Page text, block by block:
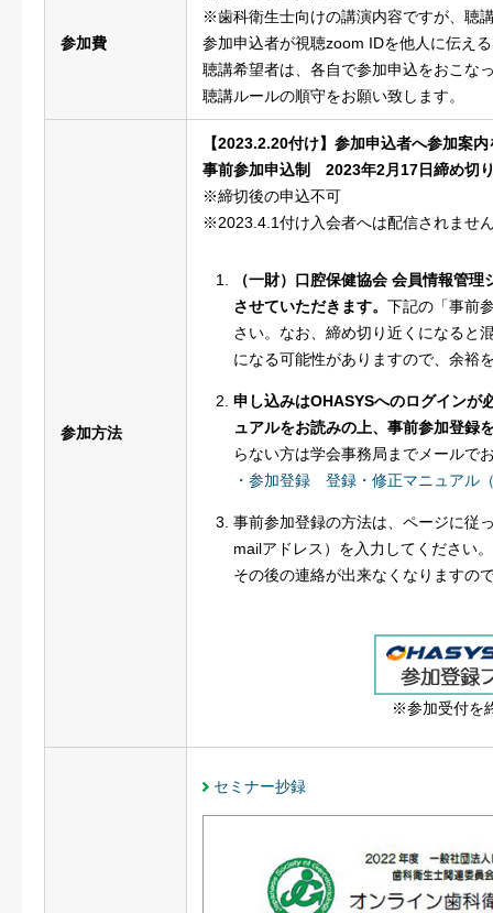
参加費
※歯科衛生士向けの講演内容ですが、聴
参加申込者が視聴zoom IDを他人に伝え
聴講希望者は、各自で参加申込をおこな
聴講ルールの順守をお願い致します。
参加方法
【2023.2.20付け】参加申込者へ参加案
事前参加申込制 2023年2月17日締め切
※締切後の申込不可
※2023.4.1付け入会者へは配信されませ
（一財）口腔保健協会 会員情報管
させていただきます。 下記の「事前
さい。なお、締め切り近くになると
になる可能性がありますので、余裕
申し込みはOHASYSへのログインが
ュアルをお読みの上、事前参加登録
らない方は学会事務局までメールで
・参加登録 登録・修正マニュアル
事前参加登録の方法は、ページに従
mailアドレス）を入力してください
その後の連絡が出来なくなりますの
※参加受付を
セミナー抄録